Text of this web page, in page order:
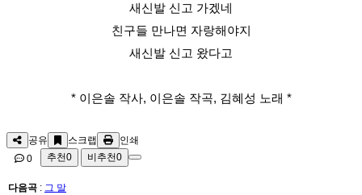
새신발 신고 가겠네
친구들 만나면 자랑해야지
새신발 신고 왔다고
* 이은솔 작사, 이은솔 작곡, 김혜성 노래 *
공유 스크랩
인쇄
0
추천0 비추천0
다음곡 : 그 말